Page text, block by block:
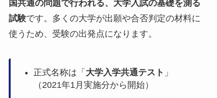
国共通の問題で行われる、大学入試の基礎を測る
試験です。多くの大学が出願や合否判定の材料に
使うため、受験の出発点になります。
正式名称は「 大学入学共通テスト 」
（2021年1月実施分から開始）